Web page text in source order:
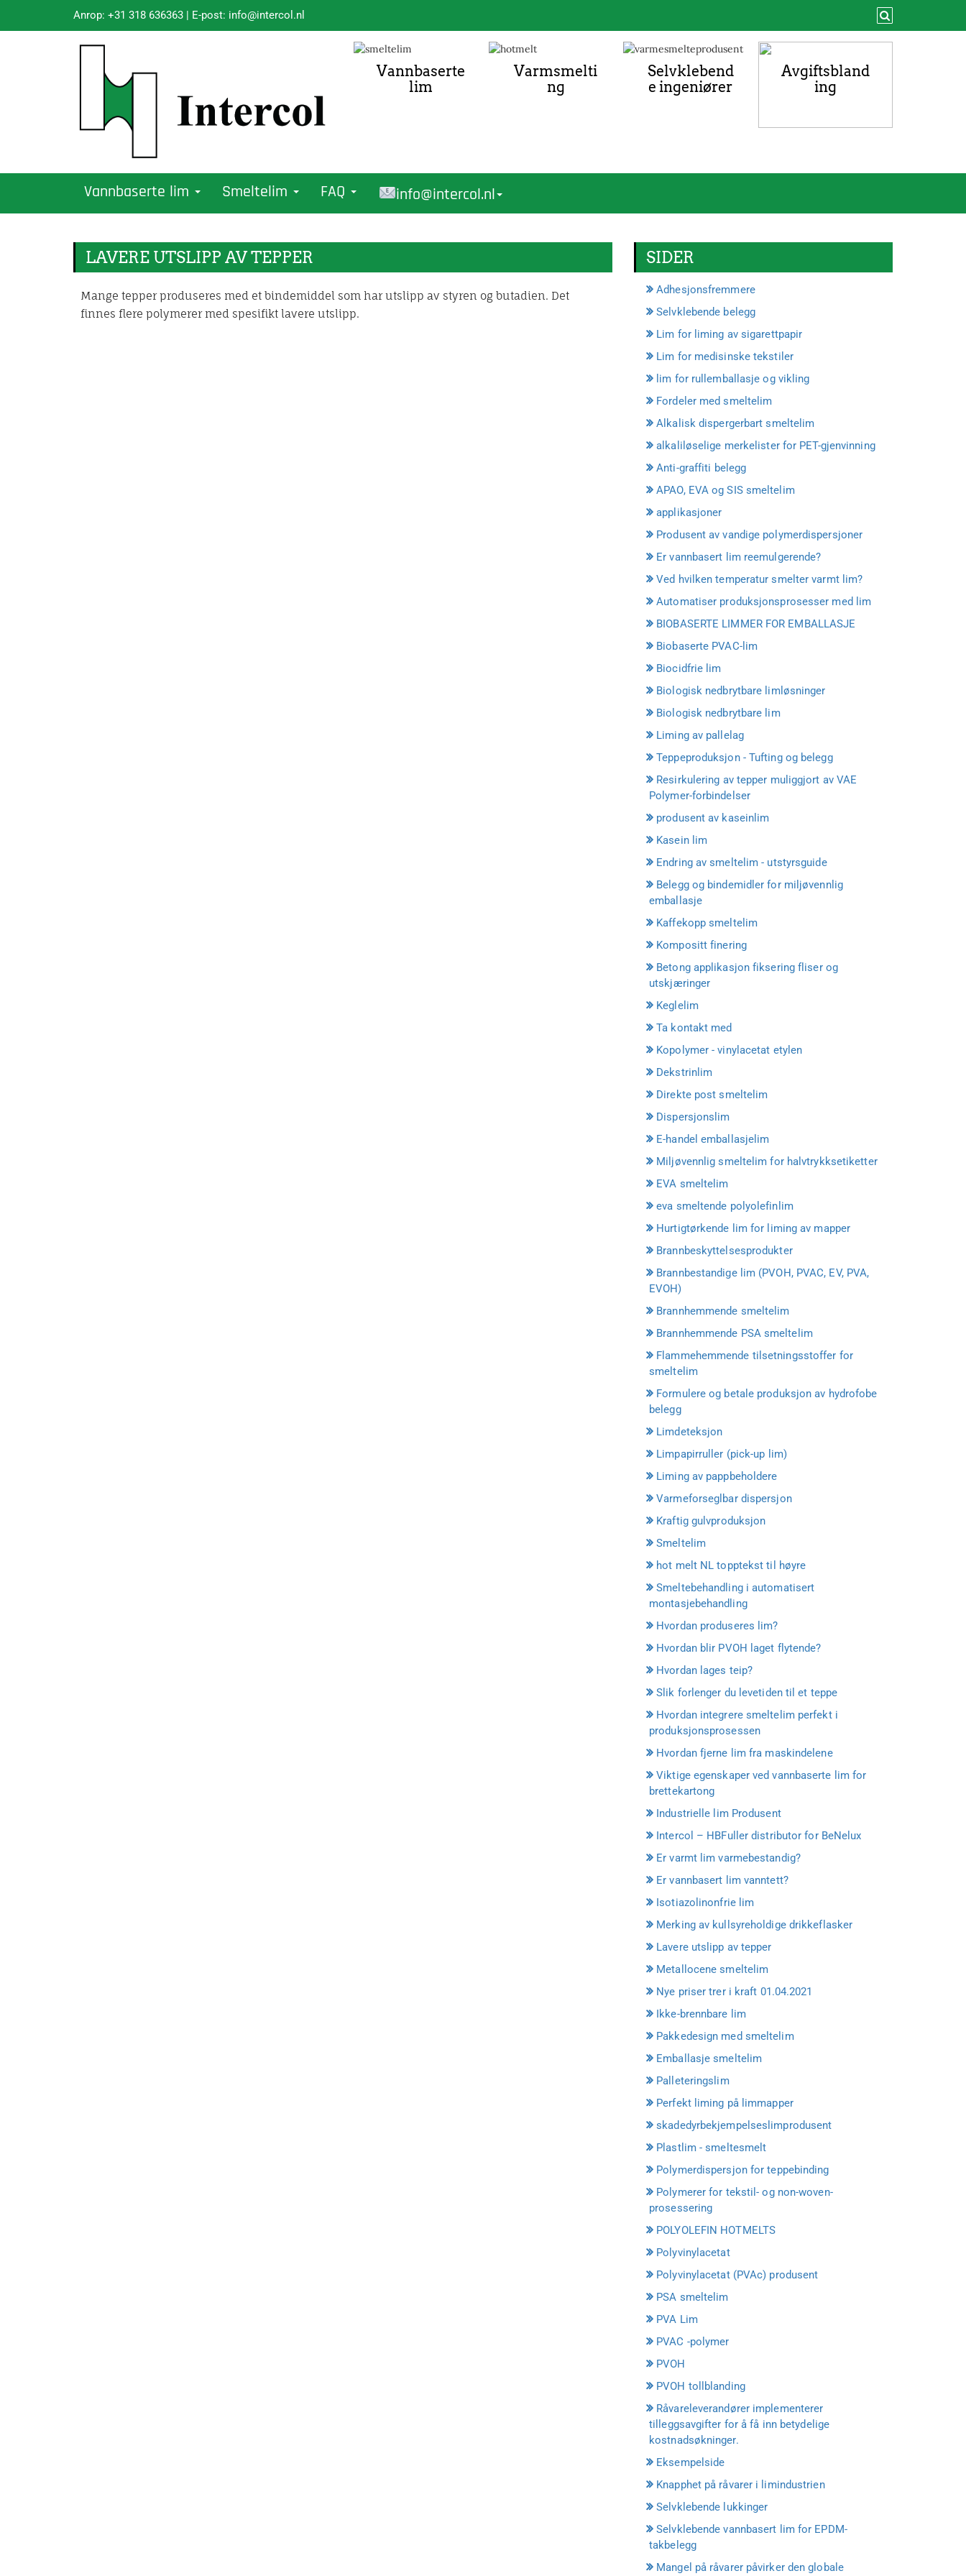
Anrop: +31 318 636363 | E-post: info@intercol.nl
Vannbaserte
lim
Varmsmelti
ng
Selvklebend
e ingeniører
Avgiftsbland
ing
Vannbaserte lim Smeltelim FAQ info@intercol.nl
LAVERE UTSLIPP AV TEPPER
Mange tepper produseres med et bindemiddel som har utslipp av styren og butadien. Det
finnes flere polymerer med spesifikt lavere utslipp.
SIDER
Adhesjonsfremmere
Selvklebende belegg
Lim for liming av sigarettpapir
Lim for medisinske tekstiler
lim for rullemballasje og vikling
Fordeler med smeltelim
Alkalisk dispergerbart smeltelim
alkaliløselige merkelister for PET-gjenvinning
Anti-graffiti belegg
APAO, EVA og SIS smeltelim
applikasjoner
Produsent av vandige polymerdispersjoner
Er vannbasert lim reemulgerende?
Ved hvilken temperatur smelter varmt lim?
Automatiser produksjonsprosesser med lim
BIOBASERTE LIMMER FOR EMBALLASJE
Biobaserte PVAC-lim
Biocidfrie lim
Biologisk nedbrytbare limløsninger
Biologisk nedbrytbare lim
Liming av pallelag
Teppeproduksjon - Tufting og belegg
Resirkulering av tepper muliggjort av VAE
Polymer-forbindelser
produsent av kaseinlim
Kasein lim
Endring av smeltelim - utstyrsguide
Belegg og bindemidler for miljøvennlig
emballasje
Kaffekopp smeltelim
Kompositt finering
Betong applikasjon fiksering fliser og
utskjæringer
Keglelim
Ta kontakt med
Kopolymer - vinylacetat etylen
Dekstrinlim
Direkte post smeltelim
Dispersjonslim
E-handel emballasjelim
Miljøvennlig smeltelim for halvtrykksetiketter
EVA smeltelim
eva smeltende polyolefinlim
Hurtigtørkende lim for liming av mapper
Brannbeskyttelsesprodukter
Brannbestandige lim (PVOH, PVAC, EV, PVA,
EVOH)
Brannhemmende smeltelim
Brannhemmende PSA smeltelim
Flammehemmende tilsetningsstoffer for
smeltelim
Formulere og betale produksjon av hydrofobe
belegg
Limdeteksjon
Limpapirruller (pick-up lim)
Liming av pappbeholdere
Varmeforseglbar dispersjon
Kraftig gulvproduksjon
Smeltelim
hot melt NL topptekst til høyre
Smeltebehandling i automatisert
montasjebehandling
Hvordan produseres lim?
Hvordan blir PVOH laget flytende?
Hvordan lages teip?
Slik forlenger du levetiden til et teppe
Hvordan integrere smeltelim perfekt i
produksjonsprosessen
Hvordan fjerne lim fra maskindelene
Viktige egenskaper ved vannbaserte lim for
brettekartong
Industrielle lim Produsent
Intercol – HBFuller distributor for BeNelux
Er varmt lim varmebestandig?
Er vannbasert lim vanntett?
Isotiazolinonfrie lim
Merking av kullsyreholdige drikkeflasker
Lavere utslipp av tepper
Metallocene smeltelim
Nye priser trer i kraft 01.04.2021
Ikke-brennbare lim
Pakkedesign med smeltelim
Emballasje smeltelim
Palleteringslim
Perfekt liming på limmapper
skadedyrbekjempelseslimprodusent
Plastlim - smeltesmelt
Polymerdispersjon for teppebinding
Polymerer for tekstil- og non-woven-
prosessering
POLYOLEFIN HOTMELTS
Polyvinylacetat
Polyvinylacetat (PVAc) produsent
PSA smeltelim
PVA Lim
PVAC -polymer
PVOH
PVOH tollblanding
Råvareleverandører implementerer
tilleggsavgifter for å få inn betydelige
kostnadsøkninger.
Eksempelside
Knapphet på råvarer i limindustrien
Selvklebende lukkinger
Selvklebende vannbasert lim for EPDM-
takbelegg
Mangel på råvarer påvirker den globale